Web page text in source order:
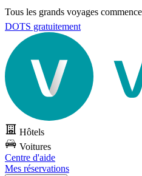
Tous les grands voyages
DOTS gratuitement
Hôtels
Voitures
Centre d'aide
Mes réservations